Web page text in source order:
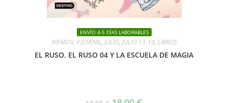
ENVÍO 4-5 DÍAS LABORABLES
INFANTIL Y JUVENIL, JULIO, JULIO 13-19, LIBROS
EL RUSO. EL RUSO 04 Y LA ESCUELA DE MAGIA
El